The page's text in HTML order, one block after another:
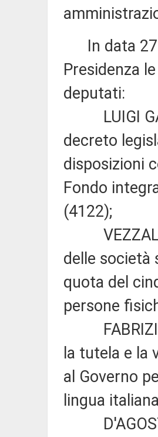
In data 27
Presidenza
deputati:
LUIGI
decreto
disposizioni
Fondo
(4122);
VEZZALI:
delle
quota del
persone
FABRIZIO
la tutela e la
al Governo
lingua